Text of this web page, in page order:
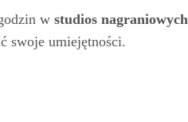
w studios nagraniowych
swoje umiejętności.